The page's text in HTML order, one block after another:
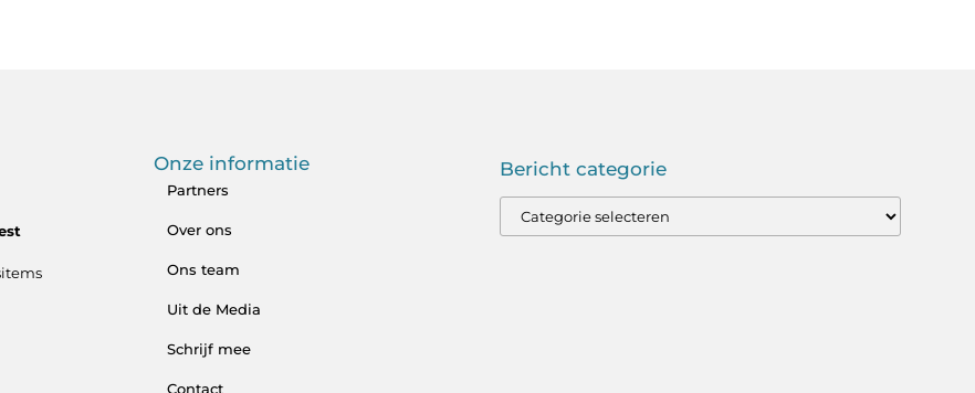
Onze informatie
Partners
Over ons
Ons team
Uit de Media
Schrijf mee
Contact
Bericht categorie